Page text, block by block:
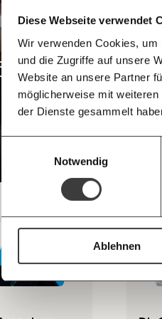
Diese Webseite verwendet
Wir verwenden Cookies,
und die Zugriffe auf unsere
Website an unsere Partner
möglicherweise mit
der Dienste gesammelt
Notwendig
Ablehnen
Mitgliedsbeitrag.
Du überweist lieber direkt?
Hier unsere IBAN: AT34 4300 0498
Kontoinhaber: Momentum Institut -
Deine Spende absetzen:Fragen und
zu reich, um